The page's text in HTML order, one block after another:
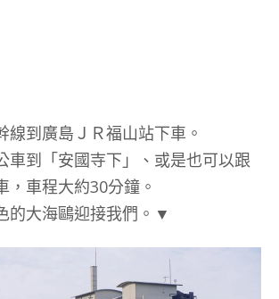
線到廣島ＪＲ福山站下車。
車到「安國寺下」、或是也可以跟
，車程大約30分鐘。
的大海鷗迎接我們。▼